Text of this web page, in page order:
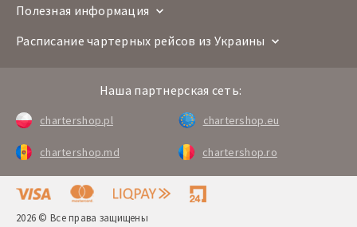
Полезная информация
Расписание чартерных рейсов из Украины
Наша партнерская сеть:
chartershop.pl chartershop.eu
chartershop.md chartershop.ro
2026 © Все права защищены